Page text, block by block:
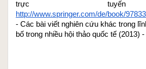
0606 – Giải quyết vấn đề tương tác với
Web
0700 – Thiết kế quy trình tự động hóa có
http://www.springer.com/de/book/
- Các bài viết nghiên cứu khác trong
bố trong nhiều hội thảo quốc tế (2013) -